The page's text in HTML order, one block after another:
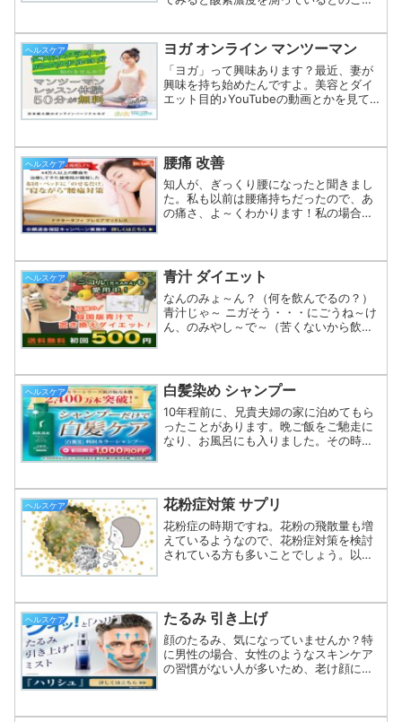
ターというらしいです。パルスオキシメ
ーターとは、皮膚の表面から...
ヘルスケア ヨガ オンライン マンツーマン
「ヨガ」って興味あります？最近、妻が
興味を持ち始めたんですよ。美容とダイ
エット目的♪YouTubeの動画とかを見て
感じるようですね。...
ヘルスケア 腰痛 改善
知人が、ぎっくり腰になったと聞きまし
た。私も以前は腰痛持ちだったので、あ
の痛さ、よ～くわかります！私の場合
た。ちなみに、今は完治してい...
ヘルスケア 青汁 ダイエット
なんのみょ～ん？（何を飲んでるの？）
青汁じゃ～ ニガそう・・・にごうね～け
ん、のみやし～で～（苦くないから飲み
です。⇒ 【オルチャニ...
ヘルスケア 白髪染め シャンプー
10年程前に、兄貴夫婦の家に泊めてもら
ったことがあります。晩ご飯をご馳走に
なり、お風呂にも入りました。その時
用ヘアカラートリートメント...
ヘルスケア 花粉症対策 サプリ
花粉症の時期ですね。花粉の飛散量も増
えているようなので、花粉症対策を検討
されている方も多いことでしょう。以前
なりつつあります。何を...
ヘルスケア たるみ 引き上げ
顔のたるみ、気になっていませんか？特
に男性の場合、女性のようなスキンケア
の習慣がない人が多いため、老け顔にな